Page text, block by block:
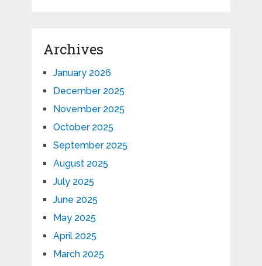
Archives
January 2026
December 2025
November 2025
October 2025
September 2025
August 2025
July 2025
June 2025
May 2025
April 2025
March 2025